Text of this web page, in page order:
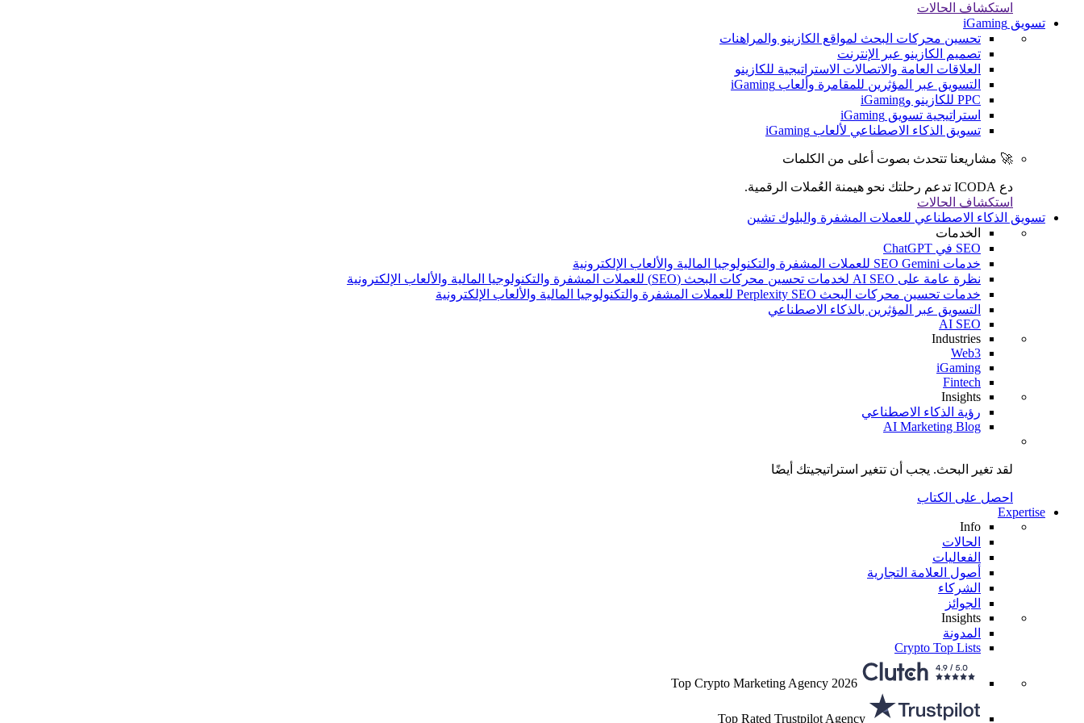
استكشاف الحالات
تسويق iGaming
تحسين محركات البحث لمواقع الكازينو والمراهنات
تصميم الكازينو عبر الإنترنت
العلاقات العامة والاتصالات الاستراتيجية للكازينو
التسويق عبر المؤثرين للمقامرة وألعاب iGaming
PPC للكازينو وiGaming
استراتيجية تسويق iGaming
تسويق الذكاء الاصطناعي لألعاب iGaming
🚀 مشاريعنا تتحدث بصوت أعلى من الكلمات
دع ICODA تدعم رحلتك نحو هيمنة العُملات الرقمية.
استكشاف الحالات
تسويق الذكاء الاصطناعي للعملات المشفرة والبلوك تشين
الخدمات
SEO في ChatGPT
خدمات SEO Gemini للعملات المشفرة والتكنولوجيا المالية والألعاب الإلكترونية
نظرة عامة على AI SEO لخدمات تحسين محركات البحث (SEO) للعملات المشفرة والتكنولوجيا المالية والألعاب الإلكترونية
خدمات تحسين محركات البحث Perplexity SEO للعملات المشفرة والتكنولوجيا المالية والألعاب الإلكترونية
التسويق عبر المؤثرين بالذكاء الاصطناعي
AI SEO
Industries
Web3
iGaming
Fintech
Insights
رؤية الذكاء الاصطناعي
AI Marketing Blog
لقد تغير البحث. يجب أن تتغير استراتيجيتك أيضًا
احصل على الكتاب
Expertise
Info
الحالات
الفعاليات
أصول العلامة التجارية
الشركاء
الجوائز
Insights
المدونة
Crypto Top Lists
Top Crypto Marketing Agency 2026
Top Rated Trustpilot Agency